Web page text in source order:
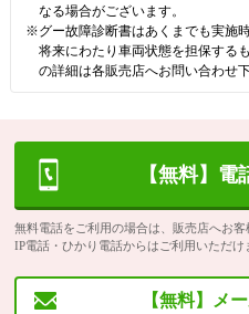
なる場合がございます。
※グー故障診断書はあくまでも実施
将来にわたり車両状態を担保する
の詳細は各販売店へお問い合わせ下
【無料】
無料電話をご利用の場合は、販売店へお客
IP電話・ひかり電話からはご利用いただけ
【無料】メ